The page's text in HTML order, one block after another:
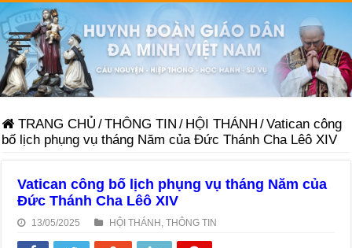
TRANG CHỦ /THÔNG TIN / HỘI THÁNH /Vatican công
bố lịch phụng vụ tháng Năm của Đức Thánh Cha Lêô XIV
Vatican công bố lịch phụng vụ tháng Năm của
Đức Thánh Cha Lêô XIV
13/05/2025 HỘI THÁNH ,THÔNG TIN